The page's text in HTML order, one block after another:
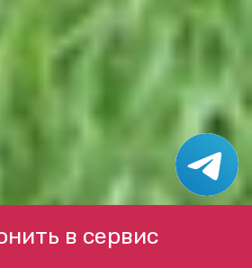
в сервис